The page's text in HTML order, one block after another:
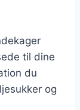
til dine
du
og